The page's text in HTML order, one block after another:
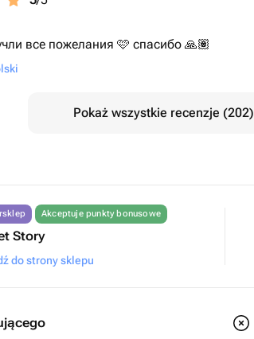
все пожелания 🩷 спасибо 🙏🏽
Pokaż wszystkie recenzje (202)
Akceptuje punkty bonusowe
Story
do strony sklepu